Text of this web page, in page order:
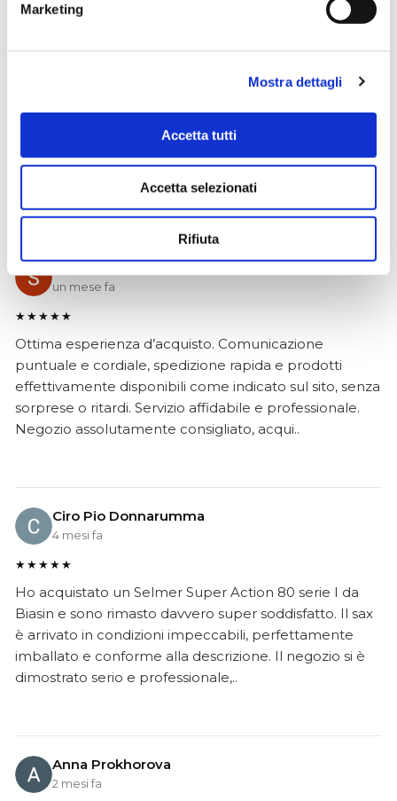
Marketing
Mostra dettagli
Accetta tutti
Accetta selezionati
Rifiuta
Hope Efrida
Ho acquistato un contrabbasso elettrico Stanzani, un
microfono professionale, amplificatore, cuffie, aste e
cavi vari come regali per il mio compagno. Lo
strumento è a dir poco meraviglioso e il resto dei
prodotti è di alto livello. I venditori son..
Simone Gasparoni
un mese fa
★★★★★
Ottima esperienza d’acquisto. Comunicazione
puntuale e cordiale, spedizione rapida e prodotti
effettivamente disponibili come indicato sul sito, senza
sorprese o ritardi. Servizio affidabile e professionale.
Negozio assolutamente consigliato, acqui..
Ciro Pio Donnarumma
4 mesi fa
★★★★★
Ho acquistato un Selmer Super Action 80 serie I da
Biasin e sono rimasto davvero super soddisfatto. Il sax
è arrivato in condizioni impeccabili, perfettamente
imballato e conforme alla descrizione. Il negozio si è
dimostrato serio e professionale,..
Anna Prokhorova
2 mesi fa